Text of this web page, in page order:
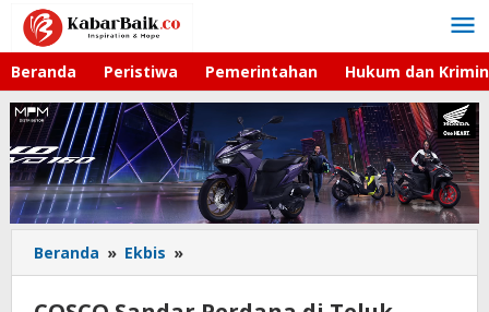
Lewati
konten
Beranda Peristiwa Pemerintahan Hukum dan
Beranda » Ekbis »
Sandar
Perdana